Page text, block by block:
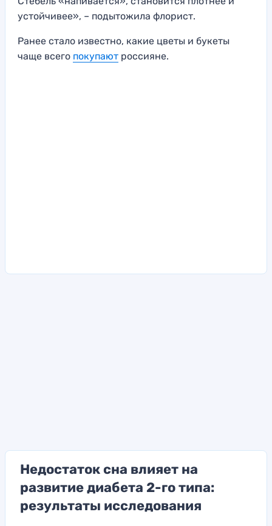
устойчивее», – подытожила флорист.
Ранее стало известно, какие цветы и букеты
чаще всего покупают россияне.
Недостаток сна влияет на
развитие диабета 2-го типа:
результаты исследования